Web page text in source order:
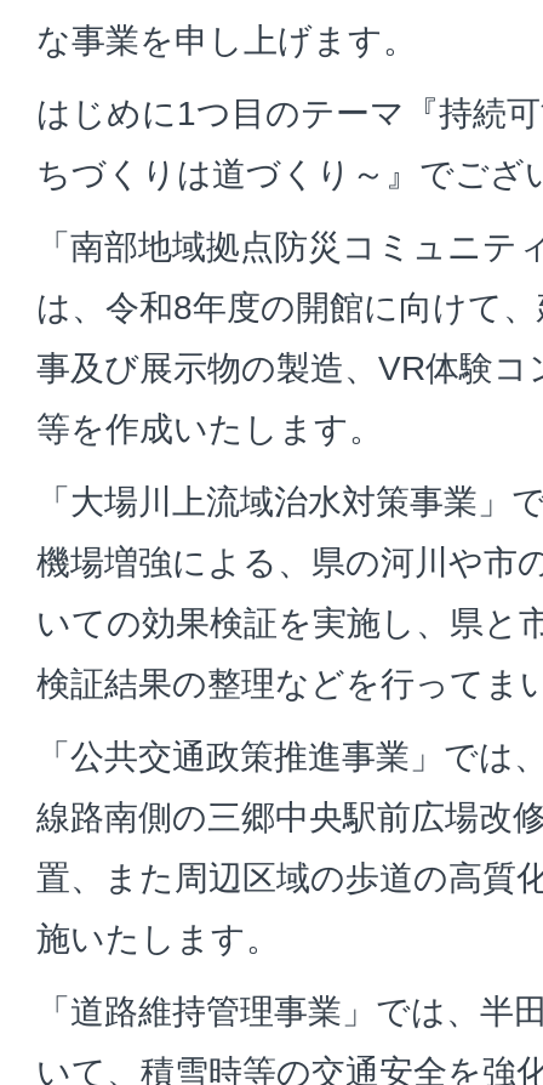
な事業を申し上げます。
はじめに1つ目のテーマ『持続
ちづくりは道づくり～』でござ
「南部地域拠点防災コミュニテ
は、令和8年度の開館に向けて
事及び展示物の製造、VR体験
等を作成いたします。
「大場川上流域治水対策事業」
機場増強による、県の河川や市
いての効果検証を実施し、県と
検証結果の整理などを行ってま
「公共交通政策推進事業」では
線路南側の三郷中央駅前広場改
置、また周辺区域の歩道の高質
施いたします。
「道路維持管理事業」では、半
いて、積雪時等の交通安全を強